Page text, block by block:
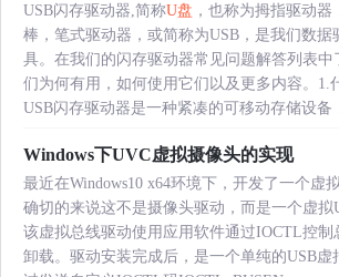
USB闪存驱动器,简称U盘 ，也称为拇指驱动
棒，笔式驱动器，或简称为USB，是我们数据
具。在我们的闪存驱动器常见问题解答列表中
们为何有用，如何使用它们以及更多内容。1.
USB闪存驱动器是一种紧凑的可移动存储设备
Windows下UVC虚拟摄像头的实现
最近在Windows10 x64环境下，开发了一个虚
确切的来说这不是摄像头驱动，而是一个虚拟
该虚拟总线驱动使用应用软件通过IOCTL控制
卸载。驱动安装完成后，是一个单纯的USB虚